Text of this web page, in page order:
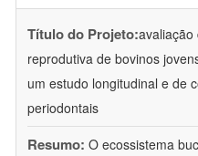
Título do Projeto:avaliação
reprodutiva de bovinos
um estudo longitudinal e de
periodontais
Resumo: O ecossistema